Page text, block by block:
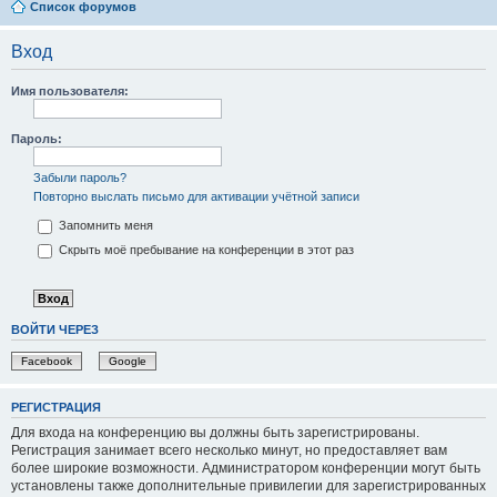
Список форумов
Вход
Имя пользователя:
Пароль:
Забыли пароль?
Повторно выслать письмо для активации учётной записи
Запомнить меня
Скрыть моё пребывание на конференции в этот раз
ВОЙТИ ЧЕРЕЗ
Facebook Google
РЕГИСТРАЦИЯ
Для входа на конференцию вы должны быть зарегистрированы.
Регистрация занимает всего несколько минут, но предоставляет вам
более широкие возможности. Администратором конференции могут быть
установлены также дополнительные привилегии для зарегистрированных